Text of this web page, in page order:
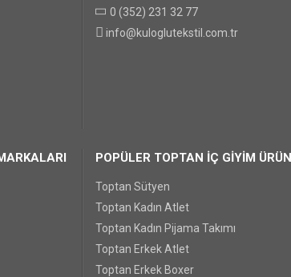
GÖNDER
0 (352) 231 32 77
info@kuloglutekstil.com.tr
POPÜLER TOPTAN İÇ GİYİM
Toptan Sütyen
Toptan Kadın Atlet
Toptan Kadın Pijama Takımı
Toptan Erkek Atlet
Toptan Erkek Boxer